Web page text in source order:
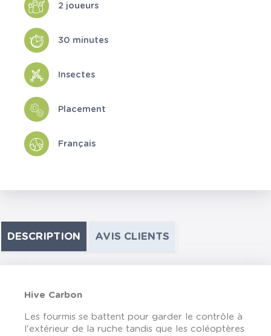
2 joueurs
30 minutes
Insectes
Placement
Français
DESCRIPTION AVIS CLIENTS
Hive Carbon
Les fourmis se battent pour garder le contrôle à
l'extérieur de la ruche tandis que les coléoptères